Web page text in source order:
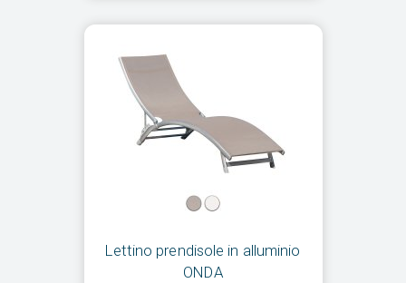
Lettino prendisole in alluminio
ONDA